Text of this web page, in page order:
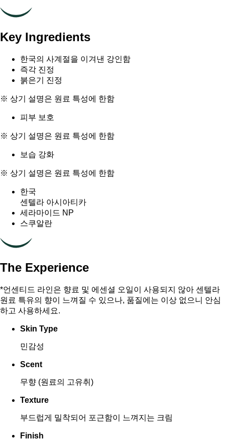
Key Ingredients
한국의 사계절을 이겨낸 강인함
즉각 진정
붉은기 진정
※ 상기 설명은 원료 특성에 한함
피부 보호
※ 상기 설명은 원료 특성에 한함
보습 강화
※ 상기 설명은 원료 특성에 한함
한국
센텔라 아시아티카
세라마이드 NP
스쿠알란
The Experience
*언센티드 라인은 향료 및 에센셜 오일이 사용되지 않아 센텔라
원료 특유의 향이 느껴질 수 있으나, 품질에는 이상 없으니 안심
하고 사용하세요.
Skin Type
민감성
Scent
무향 (원료의 고유취)
Texture
부드럽게 밀착되어 포근함이 느껴지는 크림
Finish